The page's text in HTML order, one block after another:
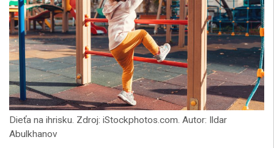
Dieťa na ihrisku. Zdroj: iStockphotos.com. Autor: Ildar
Abulkhanov